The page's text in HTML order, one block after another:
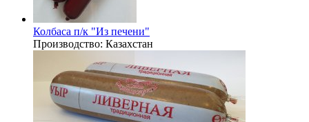
Колбаса п/к "Из печени"
Производство: Казахстан